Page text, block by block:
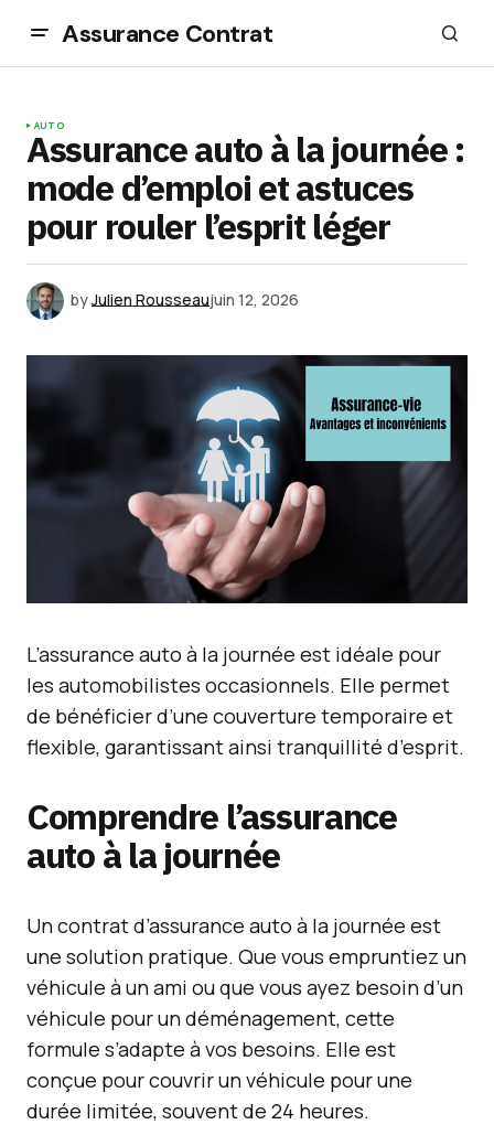
Assurance Contrat
AUTO
Assurance auto à la journée :
mode d’emploi et astuces
pour rouler l’esprit léger
byJulien Rousseaujuin 12, 2026
L’assurance auto à la journée est idéale pour
les automobilistes occasionnels. Elle permet
de bénéficier d’une couverture temporaire et
flexible, garantissant ainsi tranquillité d’esprit.
Comprendre l’assurance
auto à la journée
Un contrat d’assurance auto à la journée est
une solution pratique. Que vous empruntiez un
véhicule à un ami ou que vous ayez besoin d’un
véhicule pour un déménagement, cette
formule s’adapte à vos besoins. Elle est
conçue pour couvrir un véhicule pour une
durée limitée, souvent de 24 heures.